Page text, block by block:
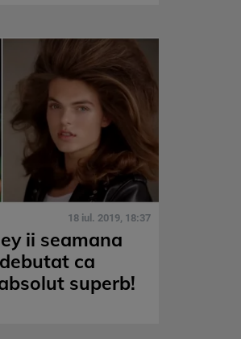
18 iul. 2019, 18:37
ii seamana
ca
superb!